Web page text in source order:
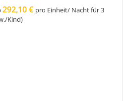
292,10 € pro Einheit/ Nacht für 3
Kind)